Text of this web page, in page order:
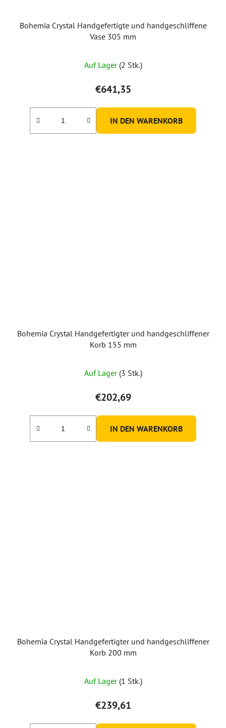
Bohemia Crystal Handgefertigte und handgeschliffene
Vase 305 mm
Auf Lager (2 Stk.)
€641,35
IN DEN WARENKORB
Bohemia Crystal Handgefertigter und handgeschliffener
Korb 155 mm
Auf Lager (3 Stk.)
€202,69
IN DEN WARENKORB
Bohemia Crystal Handgefertigter und handgeschliffener
Korb 200 mm
Auf Lager (1 Stk.)
€239,61